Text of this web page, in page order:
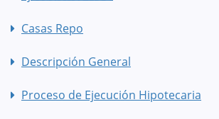
Casas Repo
Descripción General
Proceso de Ejecución Hipotecaria